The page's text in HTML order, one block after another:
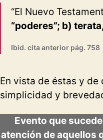
“El Nuevo
“poderes”; b)
Ibid. cita anterior pág. 758
En vista de éstas y
simplicidad y
Evento que
atención de aquellos